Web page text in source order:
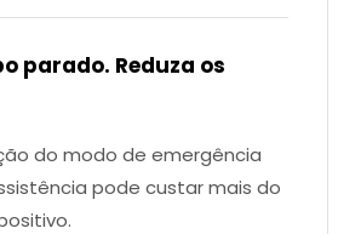
parado. Reduza os
do modo de emergência
pode custar mais do